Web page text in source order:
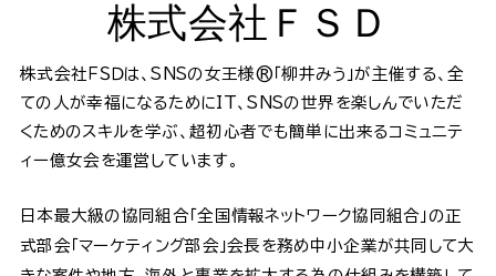
株式会社ＦＳＤ
株式会社ＦＳＤは、SNSの女王様®️「柳井みう」が主催する、全
ての人が幸福になるためにIT、SNSの世界を楽しんでいただ
くためのスキルを学ぶ、超初心者でも簡単に出来るコミュニテ
ィー億女会を運営しています。
日本最大級の協同組合「全国情報ネットワーク協同組合」の正
式部会「マーケティング部会」会長を務め中小企業が共同して大